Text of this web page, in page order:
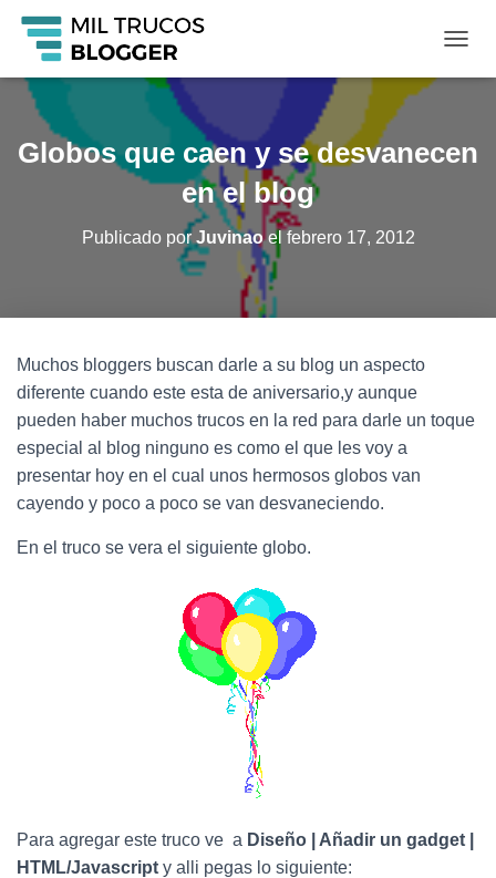
A
A
G
Globos que caen y se desvanecen
en el blog
Publicado porJuvinaoel febrero 17, 2012
Muchos bloggers buscan darle a su blog un aspecto
diferente cuando este esta de aniversario,y aunque
pueden haber muchos trucos en la red para darle un toque
especial al blog ninguno es como el que les voy a
presentar hoy en el cual unos hermosos globos van
cayendo y poco a poco se van desvaneciendo.
En el truco se vera el siguiente globo.
Para agregar este truco ve a Diseño | Añadir un gadget |
HTML/Javascript y alli pegas lo siguiente: